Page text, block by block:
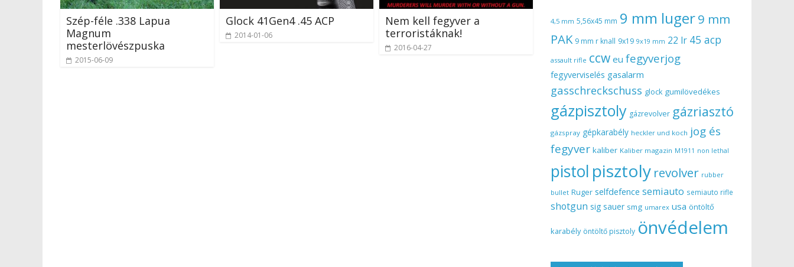
Szép-féle .338 Lapua
Magnum
mesterlövészpuska
2015-06-09
Glock 41Gen4 .45 ACP
2014-01-06
Nem kell fegyver a
terroristáknak!
2016-04-27
4,5 mm 5,56x45 mm 9 mm luger9 mm
PAK 9 mm r knall 9x19 9x19 mm 22 lr 45 acp
assault rifle ccw eu fegyverjog
fegyverviselés gasalarm
gasschreckschuss glock gumilövedékes
gázpisztoly gázrevolver gázriasztó
gázspray gépkarabély heckler und koch jog és
fegyver kaliber Kaliber magazin M1911 non lethal
pistol pisztoly revolver rubber
bullet Ruger selfdefence semiauto semiauto rifle
shotgun sig sauer smg umarex usa öntöltő
karabély öntöltő pisztoly önvédelem